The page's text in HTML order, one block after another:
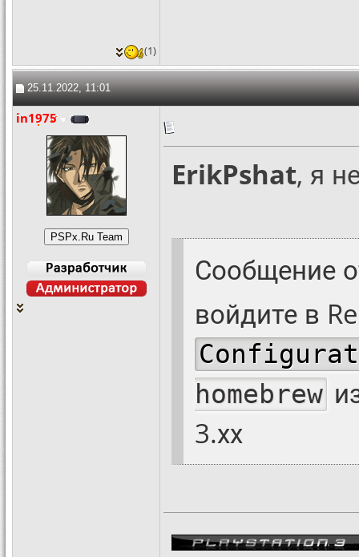
(1)
25.11.2022, 11:01
in1975
ErikPshat, я
Сообщение
войдите в
homebrew
3.хх